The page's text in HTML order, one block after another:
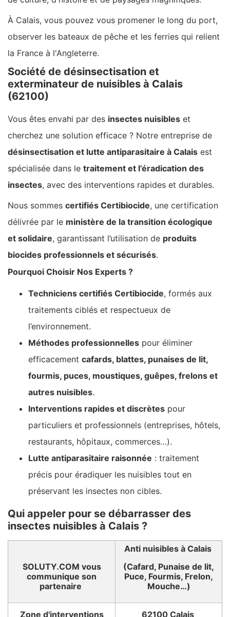
À Calais, vous pouvez vous promener le long du port,
observer les bateaux de pêche et les ferries qui relient
la France à l'Angleterre.
Société de désinsectisation et
exterminateur de nuisibles à Calais
(62100)
Vous êtes envahi par des insectes nuisibles et
cherchez une solution efficace ? Notre entreprise de
désinsectisation et lutte antiparasitaire à Calais est
spécialisée dans le traitement et l’éradication des
insectes, avec des interventions rapides et durables.
Nous sommes certifiés Certibiocide, une certification
délivrée par le ministère de la transition écologique
et solidaire, garantissant l’utilisation de produits
biocides professionnels et sécurisés.
Pourquoi Choisir Nos Experts ?
Techniciens certifiés Certibiocide, formés aux
traitements ciblés et respectueux de
l’environnement.
Méthodes professionnelles pour éliminer
efficacement cafards, blattes, punaises de lit,
fourmis, puces, moustiques, guêpes, frelons et
autres nuisibles.
Interventions rapides et discrètes pour
particuliers et professionnels (entreprises, hôtels,
restaurants, hôpitaux, commerces…).
Lutte antiparasitaire raisonnée : traitement
précis pour éradiquer les nuisibles tout en
préservant les insectes non cibles.
Qui appeler pour se débarrasser des
insectes nuisibles à Calais ?
SOLUTY.COM vous
communique son
partenaire
Anti nuisibles à Calais
(Cafard, Punaise de lit,
Puce, Fourmis, Frelon,
Mouche…)
Zone d'interventions 62100 Calais